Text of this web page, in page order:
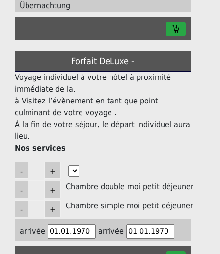
Übernachtung
Forfait DeLuxe -
Voyage individuel à votre hôtel à proximité
immédiate de la.
à Visitez l’évènement en tant que point
culminant de votre voyage .
À la fin de votre séjour, le départ individuel aura
lieu.
Nos services
Chambre double moi petit déjeuner
Chambre simple moi petit déjeuner
arrivée arrivée